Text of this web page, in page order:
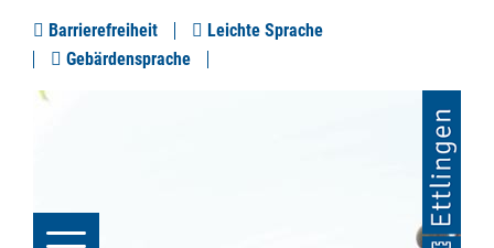
Barrierefreiheit
Leichte Sprache
Gebärdensprache